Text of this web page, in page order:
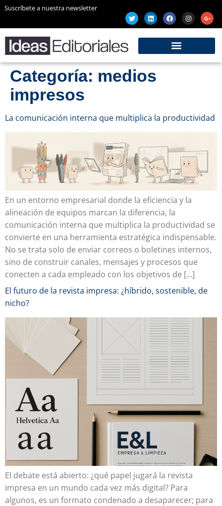
Suscríbete a nuestra newsletter
Categoría: medios
impresos
La comunicación interna que multiplica la productividad
En un entorno empresarial donde la eficiencia y la
alineación de equipos marcan la diferencia, la
comunicación interna que multiplica la productividad se
convierte en una herramienta estratégica indispensable.
No se trata solo de enviar correos o boletines internos,
sino de construir canales, mensajes y procesos que
conecten a cada empleado con los objetivos de […]
El futuro de la revista impresa: ¿híbrido, sostenible, de
nicho?
El debate está abierto: ¿qué papel jugará la revista
impresa en un mundo cada vez más digital? Para
algunos, es un formato condenado a desaparecer; para